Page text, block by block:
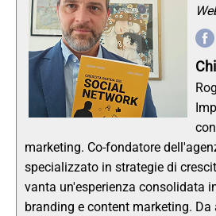
marketing. Co-fondatore
specializzato in strategie di
vanta un'esperienza consolidata
branding e content marketing. Da